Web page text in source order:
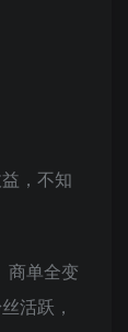
，不知
商单全变
活跃，